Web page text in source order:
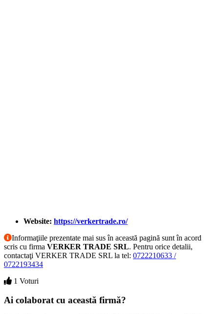
Website: https://verkertrade.ro/
Informaţiile prezentate mai sus în această pagină sunt în acord
scris cu firma VERKER TRADE SRL. Pentru orice detalii,
contactaţi VERKER TRADE SRL la tel: 0722210633 /
0722193434
1 Voturi
Ai colaborat cu această firmă?